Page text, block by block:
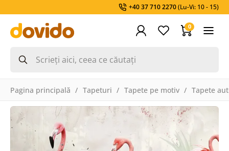
+40 37 710 2270(Lu-Vi: 10 - 15)
0
Pagina principală Tapeturi Tapete pe motiv Tapete